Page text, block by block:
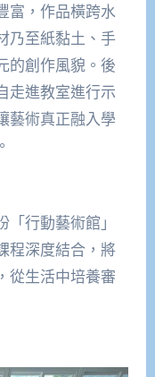
富，作品橫跨水
乃至紙黏土、手
的創作風貌。後
走進教室進行示
藝術真正融入學
行動藝術館」
程深度結合，將
從生活中培養審